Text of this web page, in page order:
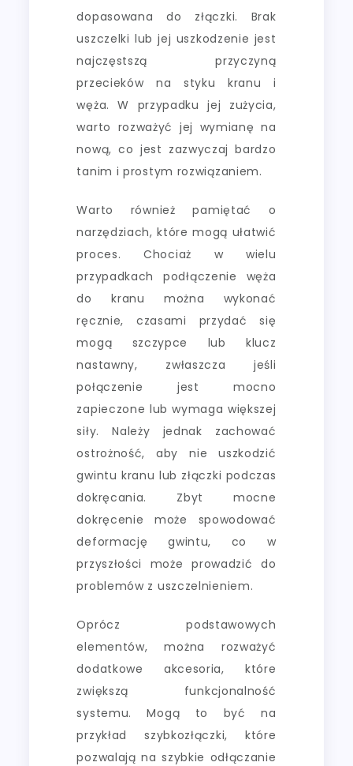
dopasowana do złączki. Brak
uszczelki lub jej uszkodzenie jest
najczęstszą przyczyną
przecieków na styku kranu i
węża. W przypadku jej zużycia,
warto rozważyć jej wymianę na
nową, co jest zazwyczaj bardzo
tanim i prostym rozwiązaniem.
Warto również pamiętać o
narzędziach, które mogą ułatwić
proces. Chociaż w wielu
przypadkach podłączenie węża
do kranu można wykonać
ręcznie, czasami przydać się
mogą szczypce lub klucz
nastawny, zwłaszcza jeśli
połączenie jest mocno
zapieczone lub wymaga większej
siły. Należy jednak zachować
ostrożność, aby nie uszkodzić
gwintu kranu lub złączki podczas
dokręcania. Zbyt mocne
dokręcenie może spowodować
deformację gwintu, co w
przyszłości może prowadzić do
problemów z uszczelnieniem.
Oprócz podstawowych
elementów, można rozważyć
dodatkowe akcesoria, które
zwiększą funkcjonalność
systemu. Mogą to być na
przykład szybkozłączki, które
pozwalają na szybkie odłączanie